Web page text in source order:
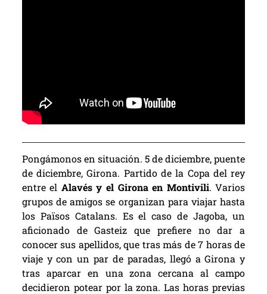
Pongámonos en situación. 5 de diciembre, puente
de diciembre, Girona. Partido de la Copa del rey
entre el Alavés y el Girona en Montivili. Varios
grupos de amigos se organizan para viajar hasta
los Països Catalans. Es el caso de Jagoba, un
aficionado de Gasteiz que prefiere no dar a
conocer sus apellidos, que tras más de 7 horas de
viaje y con un par de paradas, llegó a Girona y
tras aparcar en una zona cercana al campo
decidieron potear por la zona. Las horas previas